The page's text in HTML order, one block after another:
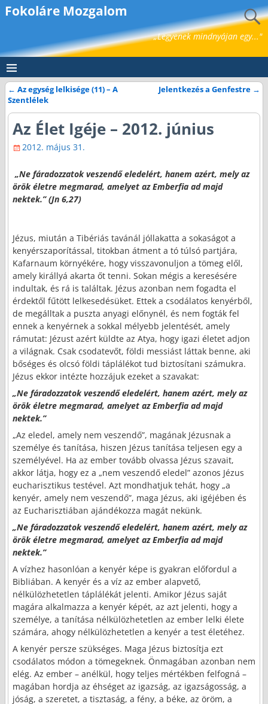
Fokoláre Mozgalom
„Legyenek mindnyájan egy..."
Bejegyzés navigáció
← Az egység lelkisége (11) – A
Szentlélek
Jelentkezés a Genfestre →
Az Élet Igéje – 2012. június
2012. május 31.
„Ne fáradozzatok veszendő eledelért, hanem azért, mely az
örök életre megmarad, amelyet az Emberfia ad majd
nektek.” (Jn 6,27)
Jézus, miután a Tibériás tavánál jóllakatta a sokaságot a
kenyérszaporítással, titokban átment a tó túlsó partjára,
Kafarnaum környékére, hogy visszavonuljon a tömeg elől,
amely királlyá akarta őt tenni. Sokan mégis a keresésére
indultak, és rá is találtak. Jézus azonban nem fogadta el
érdektől fűtött lelkesedésüket. Ettek a csodálatos kenyérből,
de megálltak a puszta anyagi előnynél, és nem fogták fel
ennek a kenyérnek a sokkal mélyebb jelentését, amely
rámutat: Jézust azért küldte az Atya, hogy igazi életet adjon
a világnak. Csak csodatevőt, földi messiást láttak benne, aki
bőséges és olcsó földi táplálékot tud biztosítani számukra.
Jézus ekkor intézte hozzájuk ezeket a szavakat:
„Ne fáradozzatok veszendő eledelért, hanem azért, mely az
örök életre megmarad, amelyet az Emberfia ad majd
nektek.”
„Az eledel, amely nem veszendő”, magának Jézusnak a
személye és tanítása, hiszen Jézus tanítása teljesen egy a
személyével. Ha az ember tovább olvassa Jézus szavait,
akkor látja, hogy ez a „nem veszendő eledel” azonos Jézus
eucharisztikus testével. Azt mondhatjuk tehát, hogy „a
kenyér, amely nem veszendő”, maga Jézus, aki igéjében és
az Eucharisztiában ajándékozza magát nekünk.
„Ne fáradozzatok veszendő eledelért, hanem azért, mely az
örök életre megmarad, amelyet az Emberfia ad majd
nektek.”
A vízhez hasonlóan a kenyér képe is gyakran előfordul a
Bibliában. A kenyér és a víz az ember alapvető,
nélkülözhetetlen táplálékát jelenti. Amikor Jézus saját
magára alkalmazza a kenyér képét, az azt jelenti, hogy a
személye, a tanítása nélkülözhetetlen az ember lelki élete
számára, ahogy nélkülözhetetlen a kenyér a test életéhez.
A kenyér persze szükséges. Maga Jézus biztosítja ezt
csodálatos módon a tömegeknek. Önmagában azonban nem
elég. Az ember – anélkül, hogy teljes mértékben felfogná –
magában hordja az éhséget az igazság, az igazságosság, a
jóság, a szeretet, a tisztaság, a fény, a béke, az öröm, a